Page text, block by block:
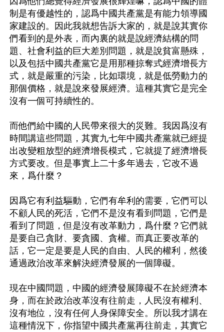
制是有優越性的，認爲中國共產黨是有能力領導國
家建設的。因此我就想告訴大家的，就是說其實你
們看到的是外表，而內裏的就是說經濟結構的問
題、社會利益的巨大差別問題，就是說貧富懸殊，
以及包括中國共產黨它是用那種掠奪式經濟增長方
式，就是嚴重的污染，比如環境，就是低勞動力的
那個價格，就是說來發展經濟。這種其實它是完全
沒有一個可持續性的。
而他們給中國的人民帶來很大的災難。我因爲沒有
時間講這些問題，其實九七年中國共產黨就已經提
出改變粗放型的經濟增長模式，它就提了經濟增長
方式要改。但是事實上二十多年過去，它改不過
來，爲什麼？
因爲它有利益驅動，它們有牟利的需要，它們可以
不顧人民的死活，它們不是沒有看到問題，它們是
看到了問題，但是沒有改革動力，爲什麼？它們就
是要自己貪財、要貪國、貪權。而真正要改革的
話，它一定是要是人民的自由、人民的權利，然後
通過政治改革來解決經濟發展的一個障礙。
現在中國問題，中國的經濟發展障礙不在於經濟本
身，而在於政治改革沒有往前走，人民沒有權利、
沒有地位，沒有任何人身保障安全。所以我才講在
這種情況下，你指望中國共產黨再往前走，其實它